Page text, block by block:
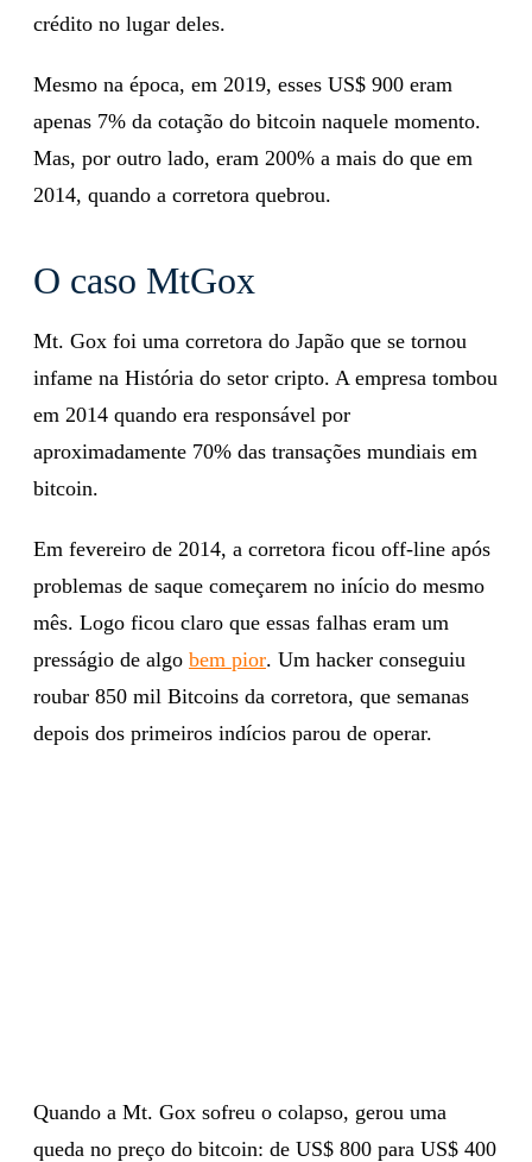
crédito no lugar deles.
Mesmo na época, em 2019, esses US$ 900 eram
apenas 7% da cotação do bitcoin naquele momento.
Mas, por outro lado, eram 200% a mais do que em
2014, quando a corretora quebrou.
O caso MtGox
Mt. Gox foi uma corretora do Japão que se tornou
infame na História do setor cripto. A empresa tombou
em 2014 quando era responsável por
aproximadamente 70% das transações mundiais em
bitcoin.
Em fevereiro de 2014, a corretora ficou off-line após
problemas de saque começarem no início do mesmo
mês. Logo ficou claro que essas falhas eram um
presságio de algo bem pior. Um hacker conseguiu
roubar 850 mil Bitcoins da corretora, que semanas
depois dos primeiros indícios parou de operar.
Quando a Mt. Gox sofreu o colapso, gerou uma
queda no preço do bitcoin: de US$ 800 para US$ 400